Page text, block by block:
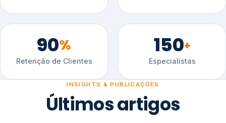
90%
Retenção de Clientes
150+
Especialistas
INSIGHTS & PUBLICAÇÕES
Últimos artigos